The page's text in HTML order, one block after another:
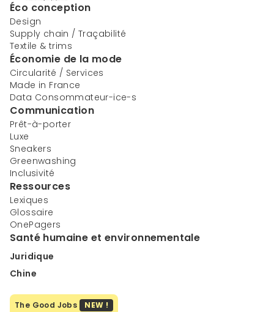
Éco conception
Design
Supply chain / Traçabilité
Textile & trims
Économie de la mode
Circularité / Services
Made in France
Data Consommateur-ice-s
Communication
Prêt-à-porter
Luxe
Sneakers
Greenwashing
Inclusivité
Ressources
Lexiques
Glossaire
OnePagers
Santé humaine et environnementale
Juridique
Chine
The Good Jobs NEW !